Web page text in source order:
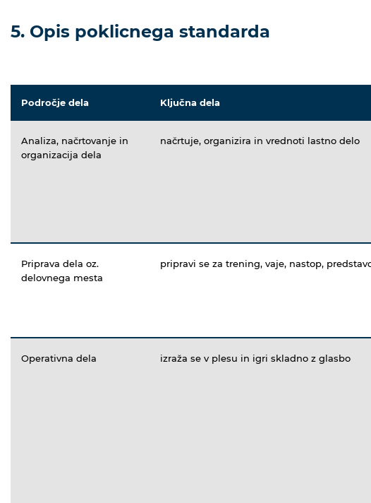
5. Opis poklicnega standarda
Področje dela Ključna dela
Analiza, načrtovanje in
organizacija dela
načrtuje, organizira in vrednoti lastno delo
Priprava dela oz.
delovnega mesta
pripravi se za trening, vaje, nastop,
Operativna dela izraža se v plesu in igri skladno z glasbo